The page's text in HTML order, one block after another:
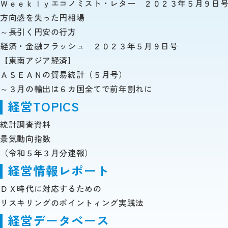
Ｗｅｅｋｌｙエコノミスト・レター ２０２３年５月９日
方向感を失った円相場
～長引く円安の行方
経済・金融フラッシュ ２０２３年５月９日号
【東南アジア経済】
ＡＳＥＡＮの貿易統計（５月号）
～３月の輸出は６カ国全てで前年割れに
経営TOPICS
統計調査資料
景気動向指数
（令和５年３月分速報）
経営情報レポート
ＤＸ時代に対応するための
リスキリングのポイントィング実践法
経営データベース